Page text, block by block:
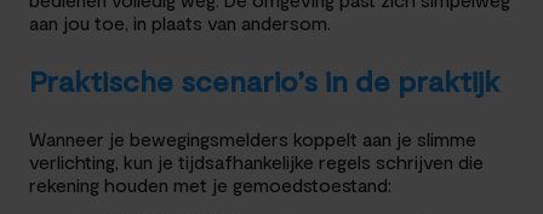
aan jou toe, in plaats van andersom.
Praktische scenario’s in de praktijk
Wanneer je bewegingsmelders koppelt aan je slimme
verlichting, kun je tijdsafhankelijke regels schrijven die
rekening houden met je gemoedstoestand: